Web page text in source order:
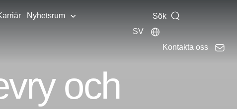
Nyhetsrum
Sök
SV
Kontakta oss
och